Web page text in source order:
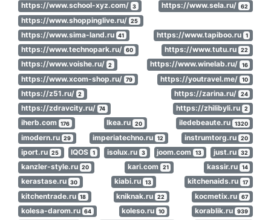
https://www.school-xyz.com/ 3 https://www.sela.ru/ 62
https://www.shoppinglive.ru/ 25
https://www.sima-land.ru 41 https://www.tapiboo.ru 1
https://www.technopark.ru/ 60 https://www.tutu.ru 22
https://www.voishe.ru/ 2 https://www.winelab.ru/ 16
https://www.xcom-shop.ru/ 79 https://youtravel.me/ 10
https://z51.ru/ 2 https://zarina.ru/ 24
https://zdravcity.ru/ 74 https://zhilibyli.ru 2
iherb.com 176 Ikea.ru 20 iledebeaute.ru 1320
imodern.ru 29 imperiatechno.ru 12 instrumtorg.ru 20
iport.ru 25 IQOS 1 isolux.ru 3 joom.com 13 just.ru 32
kanzler-style.ru 20 kari.com 21 kassir.ru 14
kerastase.ru 30 kiabi.ru 13 kitchenaids.ru 17
kitchentrade.ru 18 kniknak.ru 22 kocmetix.ru 67
kolesa-darom.ru 64 koleso.ru 10 korablik.ru 939